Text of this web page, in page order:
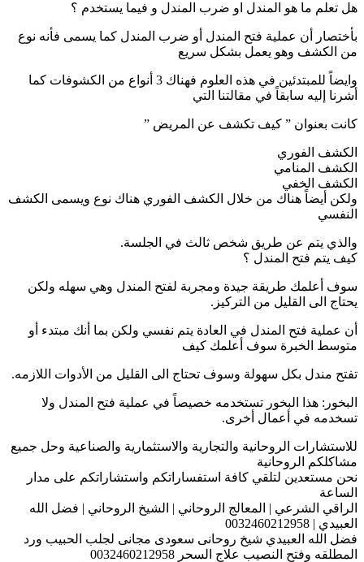
هل تعلم ما هو المندل او ضرب المندل و فيما يستخدم ؟
بأختصار أن عملية فتح المندل أو ضرب المندل كما يسمى فأنه نوع
من الكشف وهو يعمل بشكل سريع
وايضاً للمبتدئين في هذه العلوم فهناك 3 أنواع من الكشوفات كما
أشرنا إليه سابقاً في مقالتنا التي
كانت بعنوان ” كيف تكشف عن المريض ”
الكشف الفوري
الكشف المنامي
الكشف الخفي
ولكن أيضاً هناك من خلال الكشف الفوري هناك نوع ويسمى الكشف
النفسي
والذي يتم عن طريق شخص ثالث في الجلسة.
كيف يتم فتح المندل ؟
سوف أعلمك طريقة جيدة ومجربة لفتح المندل وهي سهله ولكن
يحتاج الى القليل من التركيز.
أن عملية فتح المندل في العادة يتم نفسي ولكن بما أنك مبتدء أو
متوسط الخبرة سوف أعلمك كيف
تفتح مندل بكل سهولة وسوف تحتاج الى القليل من الأدوات اللازمه.
البخور: هذا البخور تستخدمه خصيصاً في عملية فتح المندل ولا
تسخدمه في أعمال أخرى.
للاستشارات الروحانية والتجارية والاستثمارية والصناعية وحل جميع
مشاكلكم الروحانية
نحن مستعدين لتلقي كافة استفساراتكم واستشاراتكم على مدار
الساعة
الراقي الشرعي | المعالج الروحاني | الشيخ الروحاني | فضل الله
العبيدي | 0032460212958
فضل الله العبيدي شيخ روحانى سعودى مجانى لجلب الحبيب ورد
المطلقه وفتح النصيب علاج السحر 0032460212958